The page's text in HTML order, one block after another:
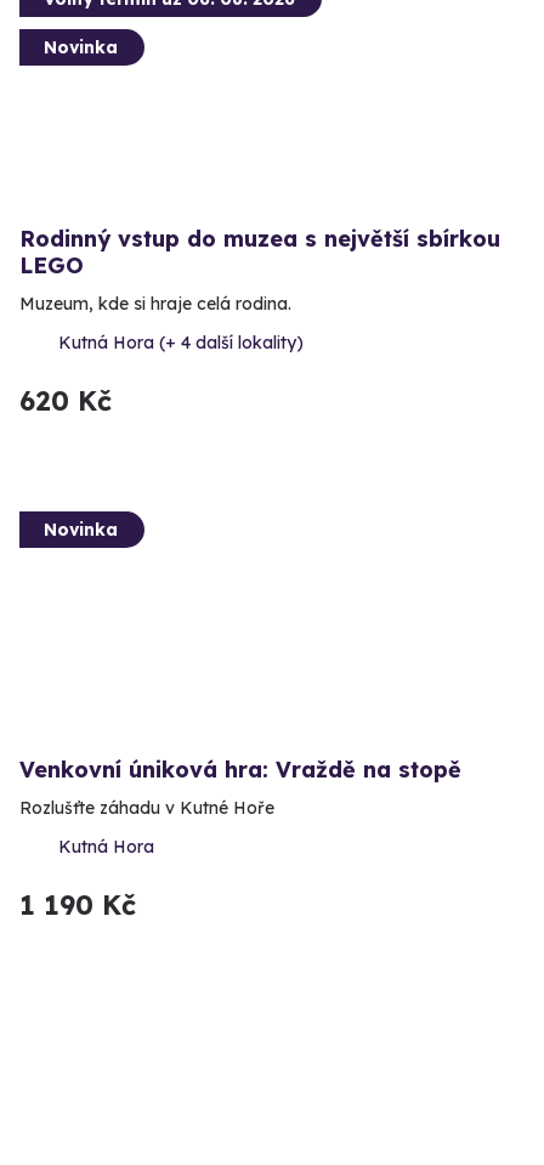
Novinka
Rodinný vstup do muzea s největší sbírkou
LEGO
Muzeum, kde si hraje celá rodina.
Kutná Hora (+ 4 další lokality)
620 Kč
Novinka
Venkovní úniková hra: Vraždě na stopě
Rozlušťte záhadu v Kutné Hoře
Kutná Hora
1 190 Kč